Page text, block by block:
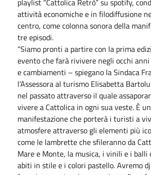
attività economiche e in filodiffusione
centro, come colonna sonora della
tre episodi.
“Siamo pronti a partire con la prima
evento che farà rivivere negli occhi
e cambiamenti – spiegano la Sindaca
l’Assessora al turismo Elisabetta
nel passato attraverso il quale
vivere a Cattolica in ogni sua veste. È
manifestazione che porterà i turisti a
atmosfere attraverso gli elementi più
come le lambrette che sfileranno da
Mare e Monte, la musica, i vinili e i balli
abiti in stile e i colori pastello. Avremo